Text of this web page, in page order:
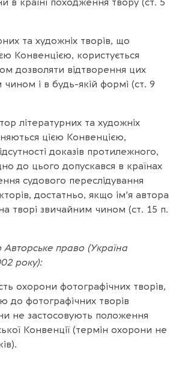
та художніх творів, що
Конвенцією, користується
дозволяти відтворення цих
чином і в будь-якій формі (ст. 9
літературних та художніх
цією Конвенцією,
доказів протилежного,
до цього допускався в країнах
судового переслідування
достатньо, якщо ім’я автора
творі звичайним чином (ст. 15 п.
Авторське право (Україна
року):
охорони фотографічних творів,
до фотографічних творів
не застосовують положення
Конвенції (термін охорони не